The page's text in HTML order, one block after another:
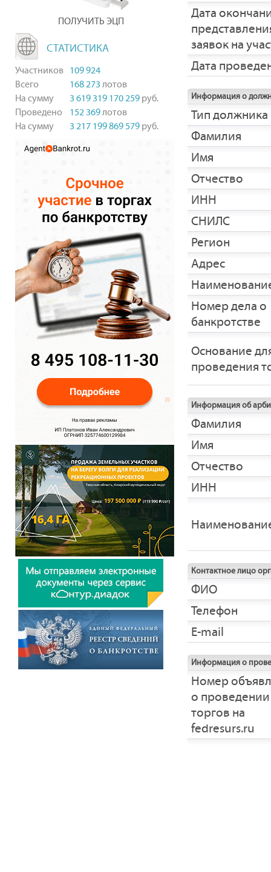
ПОЛУЧИТЬ ЭЦП
СТАТИСТИКА
Участников 109 924
Всего
168 273 лотов
На сумму
3 619 319 170 259 руб.
Проведено
152 369лотов
На сумму
3 217 199 869 579 руб.
Дата
заявок на
Дата
Информация о
Тип должника
Фамилия
Имя
Отчество
ИНН
СНИЛС
Регион
Адрес
Номер дела о
банкротстве
Основание
проведения
Информация об
Фамилия
Имя
Отчество
ИНН
Контактное лицо
ФИО
Телефон
E-mail
Информация о
Номер
о проведении
торгов на
fedresurs.ru